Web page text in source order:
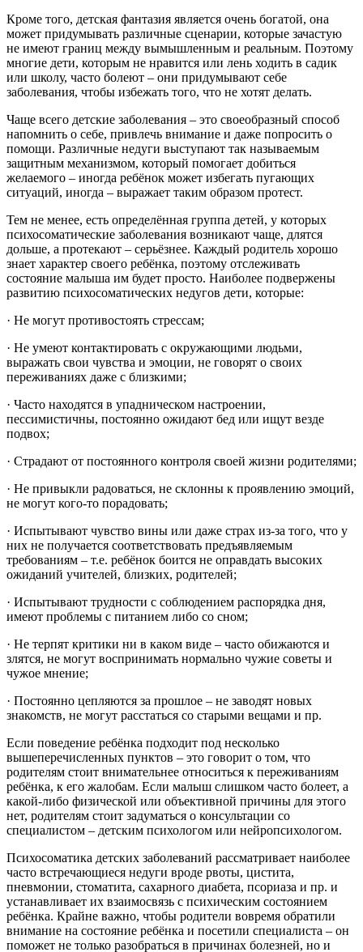
Кроме того, детская фантазия является очень богатой, она
может придумывать различные сценарии, которые зачастую
не имеют границ между вымышленным и реальным. Поэтому
многие дети, которым не нравится или лень ходить в садик
или школу, часто болеют – они придумывают себе
заболевания, чтобы избежать того, что не хотят делать.
Чаще всего детские заболевания – это своеобразный способ
напомнить о себе, привлечь внимание и даже попросить о
помощи. Различные недуги выступают так называемым
защитным механизмом, который помогает добиться
желаемого – иногда ребёнок может избегать пугающих
ситуаций, иногда – выражает таким образом протест.
Тем не менее, есть определённая группа детей, у которых
психосоматические заболевания возникают чаще, длятся
дольше, а протекают – серьёзнее. Каждый родитель хорошо
знает характер своего ребёнка, поэтому отслеживать
состояние малыша им будет просто. Наиболее подвержены
развитию психосоматических недугов дети, которые:
· Не могут противостоять стрессам;
· Не умеют контактировать с окружающими людьми,
выражать свои чувства и эмоции, не говорят о своих
переживаниях даже с близкими;
· Часто находятся в упадническом настроении,
пессимистичны, постоянно ожидают бед или ищут везде
подвох;
· Страдают от постоянного контроля своей жизни родителями;
· Не привыкли радоваться, не склонны к проявлению эмоций,
не могут кого-то порадовать;
· Испытывают чувство вины или даже страх из-за того, что у
них не получается соответствовать предъявляемым
требованиям – т.е. ребёнок боится не оправдать высоких
ожиданий учителей, близких, родителей;
· Испытывают трудности с соблюдением распорядка дня,
имеют проблемы с питанием либо со сном;
· Не терпят критики ни в каком виде – часто обижаются и
злятся, не могут воспринимать нормально чужие советы и
чужое мнение;
· Постоянно цепляются за прошлое – не заводят новых
знакомств, не могут расстаться со старыми вещами и пр.
Если поведение ребёнка подходит под несколько
вышеперечисленных пунктов – это говорит о том, что
родителям стоит внимательнее относиться к переживаниям
ребёнка, к его жалобам. Если малыш слишком часто болеет, а
какой-либо физической или объективной причины для этого
нет, родителям стоит задуматься о консультации со
специалистом – детским психологом или нейропсихологом.
Психосоматика детских заболеваний рассматривает наиболее
часто встречающиеся недуги вроде рвоты, цистита,
пневмонии, стоматита, сахарного диабета, псориаза и пр. и
устанавливает их взаимосвязь с психическим состоянием
ребёнка. Крайне важно, чтобы родители вовремя обратили
внимание на состояние ребёнка и посетили специалиста – он
поможет не только разобраться в причинах болезней, но и